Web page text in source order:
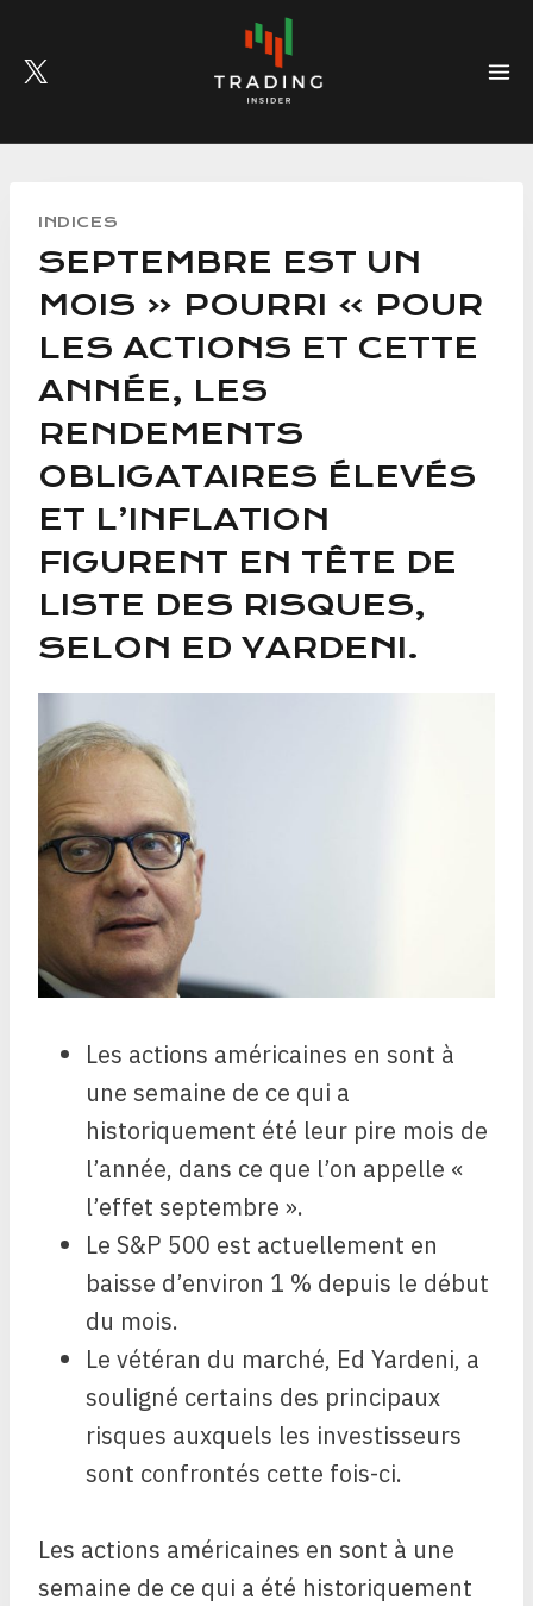
content
INDICES
SEPTEMBRE EST UN
MOIS « POURRI » POUR
LES ACTIONS ET CETTE
ANNÉE, LES
RENDEMENTS
OBLIGATAIRES ÉLEVÉS
ET L’INFLATION
FIGURENT EN TÊTE DE
LISTE DES RISQUES,
SELON ED YARDENI.
Les actions américaines en sont à
une semaine de ce qui a
historiquement été leur pire mois de
l’année, dans ce que l’on appelle «
l’effet septembre ».
Le S&P 500 est actuellement en
baisse d’environ 1 % depuis le début
du mois.
Le vétéran du marché, Ed Yardeni, a
souligné certains des principaux
risques auxquels les investisseurs
sont confrontés cette fois-ci.
Les actions américaines en sont à une
semaine de ce qui a été historiquement